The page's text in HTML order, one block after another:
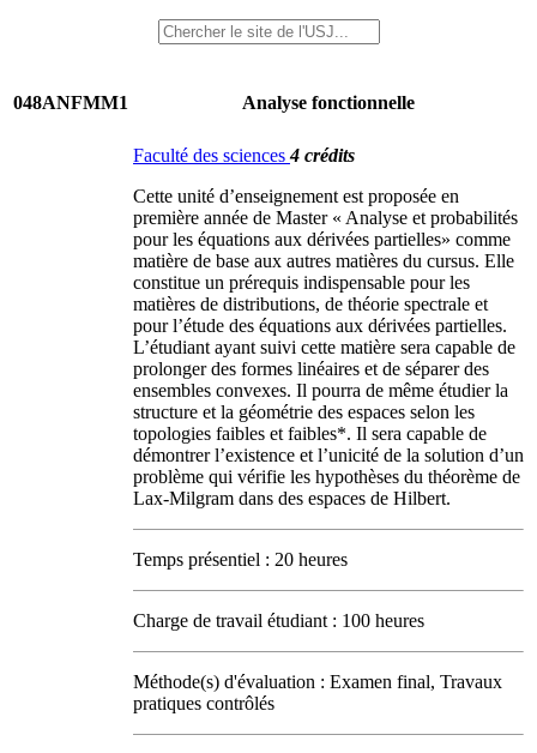
048ANFMM1 Analyse fonctionnelle
Faculté des sciences4 crédits
Cette unité d’enseignement est proposée en
première année de Master « Analyse et probabilités
pour les équations aux dérivées partielles» comme
matière de base aux autres matières du cursus. Elle
constitue un prérequis indispensable pour les
matières de distributions, de théorie spectrale et
pour l’étude des équations aux dérivées partielles.
L’étudiant ayant suivi cette matière sera capable de
prolonger des formes linéaires et de séparer des
ensembles convexes. Il pourra de même étudier la
structure et la géométrie des espaces selon les
topologies faibles et faibles*. Il sera capable de
démontrer l’existence et l’unicité de la solution d’un
problème qui vérifie les hypothèses du théorème de
Lax-Milgram dans des espaces de Hilbert.
Temps présentiel : 20 heures
Charge de travail étudiant : 100 heures
Méthode(s) d'évaluation : Examen final, Travaux
pratiques contrôlés